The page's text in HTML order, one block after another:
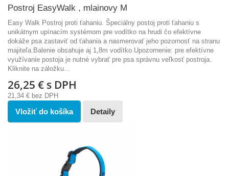
Postroj EasyWalk , mlainovy M
Easy Walk Postroj proti ťahaniu. Špeciálny postoj proti ťahaniu s
unikátnym upínacím systémom pre vodítko na hrudi čo efektívne
dokáže psa zastaviť od ťahania a nasmerovať jeho pozornosť na stranu
majiteľa.Balenie obsahuje aj 1,8m vodítko.Upozornenie: pre efektívne
využívanie postoja je nutné vybrať pre psa správnu veľkosť postroja.
Kliknite na záložku...
26,25 € s DPH
21,34 € bez DPH
Vložiť do košíka Detaily